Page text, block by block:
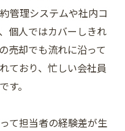
管理システムや社内コ
個人ではカバーしきれ
売却でも流れに沿って
ており、忙しい会社員
。
て担当者の経験差が生